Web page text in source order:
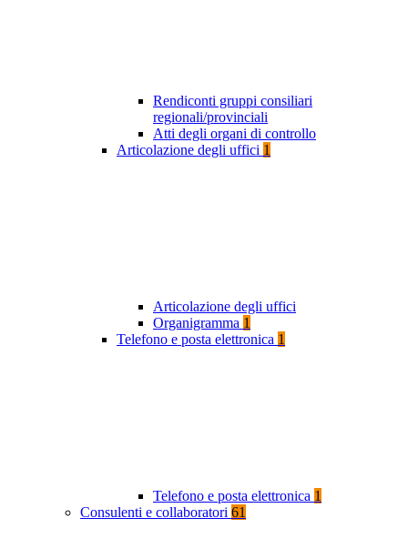
Rendiconti gruppi consiliari
regionali/provinciali
Atti degli organi di controllo
Articolazione degli uffici 1
Articolazione degli uffici
Organigramma 1
Telefono e posta elettronica 1
Telefono e posta elettronica 1
Consulenti e collaboratori 61